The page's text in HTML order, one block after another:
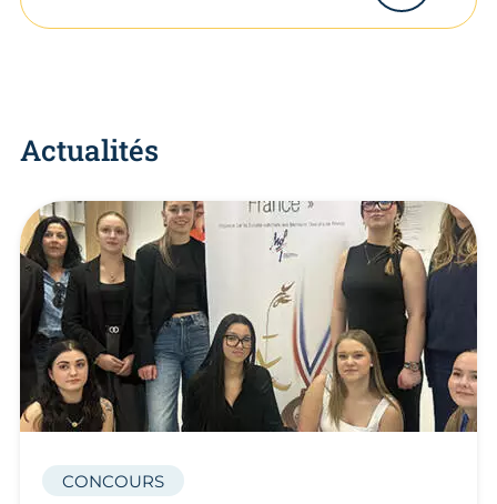
Actualités
CONCOURS